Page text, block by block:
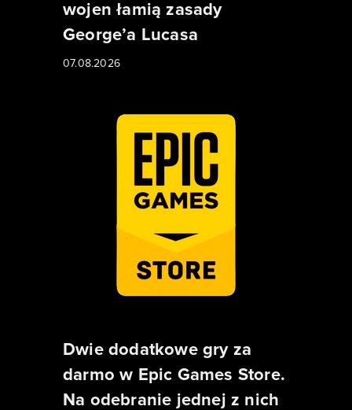
wojen łamią zasady
George’a Lucasa
07.08.2026
Dwie dodatkowe gry za
darmo w Epic Games Store.
Na odebranie jednej z nich